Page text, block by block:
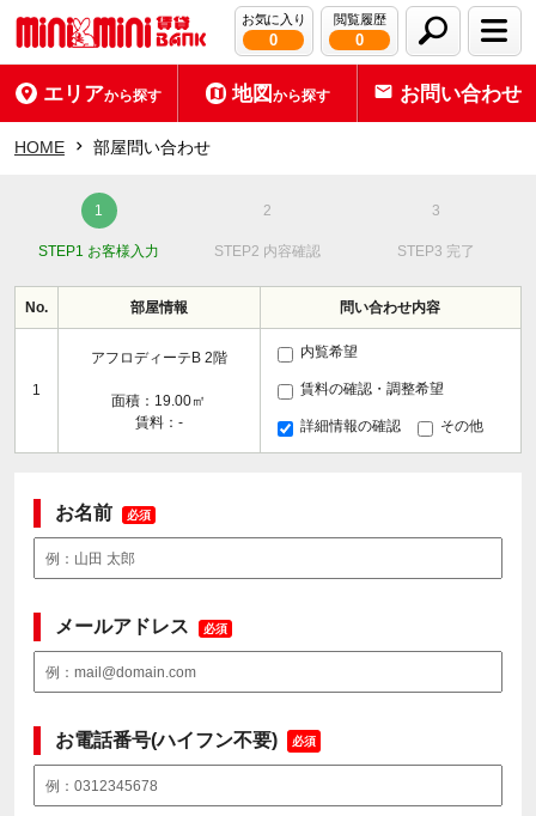
お気に入り
0
閲覧履歴
0
エリアから探す 地図から探す お問い合わせ
HOME 部屋問い合わせ
STEP1 お客様入力 STEP2 内容確認 STEP3 完了
No. 部屋情報 問い合わせ内容
1
アフロディーテB 2階
面積：19.00㎡
賃料：-
内覧希望
賃料の確認・調整希望
詳細情報の確認 その他
お名前 必須
メールアドレス 必須
お電話番号(ハイフン不要) 必須